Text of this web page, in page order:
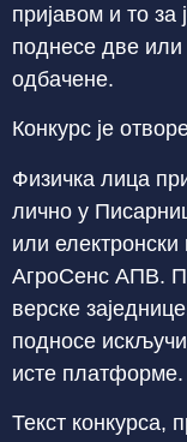
пријавом и то
поднесе две или
одбачене.
Конкурс је
Физичка лица
лично у
или
АгроСенс АПВ.
верске
подносе
исте платформе.
Текст конкурса,